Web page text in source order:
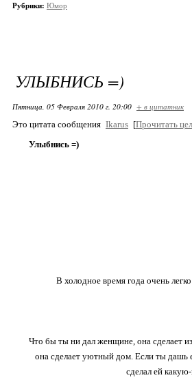
Рубрики: Юмор
УЛЫБНИСЬ =)
Пятница, 05 Февраля 2010 г. 20:00 + в цитатник
Это цитата сообщения Ikarus [Прочитать
Улыбнись =)
В холодное время года очень
Что бы ты ни дал женщине, она сделает
она сделает уютный дом. Если ты дашь
сделал ей